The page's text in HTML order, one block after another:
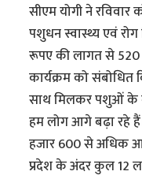
सीएम योगी ने
पशुधन स्वास्थ्य एवं
रूपए की लागत से
कार्यक्रम को संबोधित
साथ मिलकर पशुओं के
हम लोग आगे बढ़ा रहे
हजार 600 से अधिक
प्रदेश के अंदर कुल 12